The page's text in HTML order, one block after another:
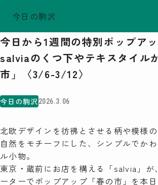
今日の駒沢
ホーム今日の駒沢
今日から1週間の特別ポップア
salviaのくつ下やテキスタイル
市」〈3/6-3/12〉
今日の駒沢2026.3.06
北欧デザインを彷彿とさせる柄や模様の
自然をモチーフにした、シンプルでか
ル小物。
東京・蔵前にお店を構える「salvia」が
ーターでポップアップ「春の市」を本
TODAY - 2026.08.07
駒沢この頃
特集一覧
COMOREVI Smiles
EVENT & NEWS
COMOREVI MAP
前月
SUN MON TUE WED THU